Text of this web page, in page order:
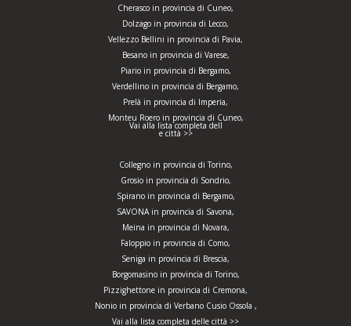
Cherasco in provincia di Cuneo,
Dolzago in provincia di Lecco,
Vellezzo Bellini in provincia di Pavia,
Besano in provincia di Varese,
Piario in provincia di Bergamo,
Verdellino in provincia di Bergamo,
Prelà in provincia di Imperia,
Monteu Roero in provincia di Cuneo,
Vai alla lista completa dell
e città >>
Collegno in provincia di Torino,
Grosio in provincia di Sondrio,
Spirano in provincia di Bergamo,
SAVONA in provincia di Savona,
Meina in provincia di Novara,
Faloppio in provincia di Como,
Seniga in provincia di Brescia,
Borgomasino in provincia di Torino,
Pizzighettone in provincia di Cremona,
Nonio in provincia di Verbano Cusio Ossola ,
Vai alla lista completa delle città >>